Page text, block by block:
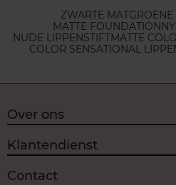
ZWARTE MATGROENE
MATTE FOUNDATION
NUDE LIPPENSTIFTMATTE
COLOR SENSATIONAL
Over ons
Klantendienst
Contact